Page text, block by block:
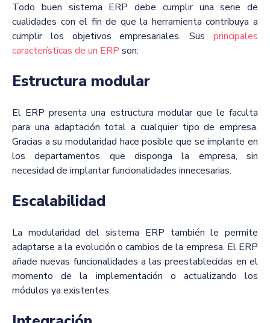
Todo buen sistema ERP debe cumplir una serie de
cualidades con el fin de que la herramienta contribuya a
cumplir los objetivos empresariales. Sus principales
características de un ERP son:
Estructura modular
El ERP presenta una estructura modular que le faculta
para una adaptación total a cualquier tipo de empresa.
Gracias a su modularidad hace posible que se implante en
los departamentos que disponga la empresa, sin
necesidad de implantar funcionalidades innecesarias.
Escalabilidad
La modularidad del sistema ERP también le permite
adaptarse a la evolución o cambios de la empresa. El ERP
añade nuevas funcionalidades a las preestablecidas en el
momento de la implementación o actualizando los
módulos ya existentes.